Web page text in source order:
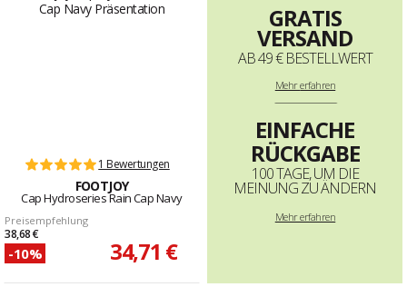
1 Bewertungen
FOOTJOY
Cap Hydroseries Rain Cap Navy
Preisempfehlung
38,68 €
-10% 34,71 €
GRATIS
VERSAND
AB 49 € BESTELLWERT
Mehrerfahren
--------------------------------------------------------------------
EINFACHE
RÜCKGABE
100 TAGE, UM DIE
MEINUNG ZU ÄNDERN
Mehr erfahren